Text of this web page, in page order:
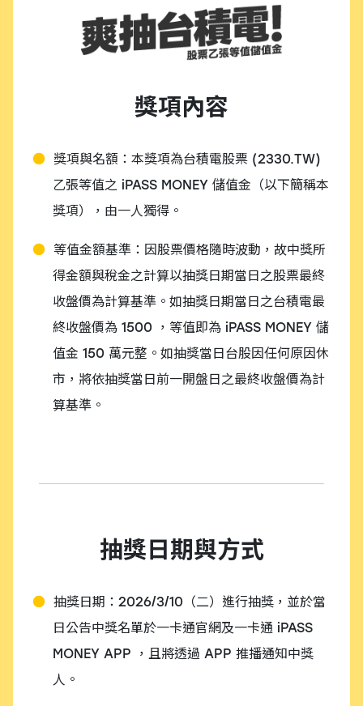
獎項內容
獎項與名額：本獎項為台積電股票 (2330.TW)
乙張等值之 iPASS MONEY 儲值金（以下簡稱本
獎項），由一人獨得。
等值金額基準：因股票價格隨時波動，故中獎所
得金額與稅金之計算以抽獎日期當日之股票最終
收盤價為計算基準。如抽獎日期當日之台積電最
終收盤價為 1500 ，等值即為 iPASS MONEY 儲
值金 150 萬元整。如抽獎當日台股因任何原因休
市，將依抽獎當日前一開盤日之最終收盤價為計
算基準。
抽獎日期與方式
抽獎日期：2026/3/10（二）進行抽獎，並於當
日公告中獎名單於一卡通官網及一卡通 iPASS
MONEY APP ，且將透過 APP 推播通知中獎
人。